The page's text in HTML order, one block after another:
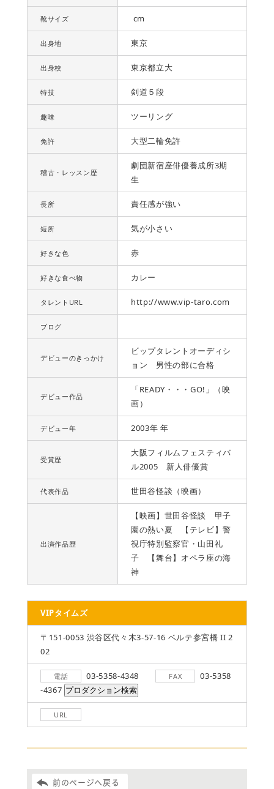
靴サイズ cm
出身地 東京
出身校 東京都立大
特技 剣道５段
趣味 ツーリング
免許 大型二輪免許
稽古・レッスン歴
劇団新宿座俳優養成所3期
生
長所 責任感が強い
短所 気が小さい
好きな色 赤
好きな食べ物 カレー
タレントURL http://www.vip-taro.com
ブログ
デビューのきっかけ
ビップタレントオーディシ
ョン 男性の部に合格
デビュー作品
「READY・・・GO!」（映
画）
デビュー年 2003年 年
受賞歴
大阪フィルムフェスティバ
ル2005 新人俳優賞
代表作品 世田谷怪談（映画）
出演作品歴
【映画】世田谷怪談 甲子
園の熱い夏 【テレビ】警
視庁特別監察官・山田礼
子 【舞台】オペラ座の海
神
VIPタイムズ
〒151-0053 渋谷区代々木3-57-16 ベルテ参宮橋 II 2
02
電話 03-5358-4348 FAX
03-5358
-4367
URL
前のページへ戻る